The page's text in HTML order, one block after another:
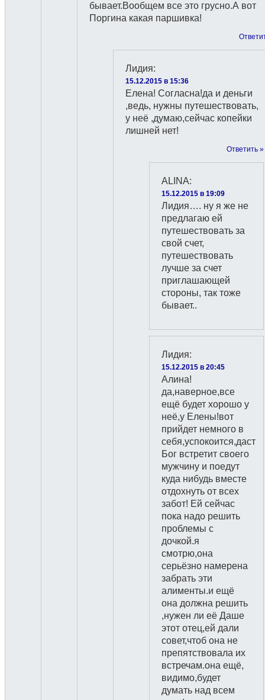
бывает.Вообщем все это грусно.А вот
Поргина какая паршивка!
Лидия:
15.12.2015 в 15:36
Елена! Согласна!да и деньги
,ведь, нужны путешествовать,
у неё ,думаю,сейчас копейки
лишней нет!
Ответить »
ALINA:
15.12.2015 в 19:09
Лидия…. ну я же не
предлагаю ей
путешествовать за
свой счет,
путешествовать
лучше за счет
приглашающей
стороны, так тоже
бывает..
Лидия:
15.12.2015 в 20:45
Алина!
да,наверное,все
ещё будет хорошо у
неё,у Елены!вот
прийдет немного в
себя,успокоится,даст
Бог встретит своего
мужчину и поедут
куда нибудь вместе
отдохнуть от всех
забот! Ей сейчас
пока надо решить
проблемы с
дочкой.я
смотрю,она
серьёзно намерена
забрать эти
алименты.и ещё
она должна решить
,нужен ли её Даше
этот отец,ей дали
совет,чтоб она не
препятствовала их
встречам.она ещё,
видимо,будет
думать над всем